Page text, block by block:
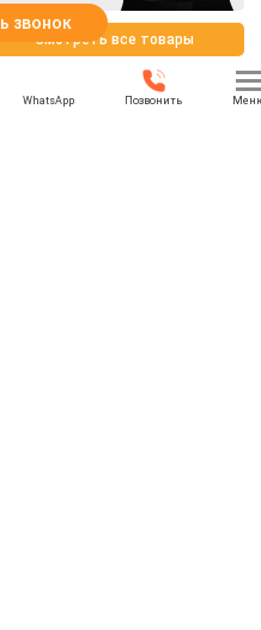
Смотреть все товары
звонок
WhatsApp Позвонить